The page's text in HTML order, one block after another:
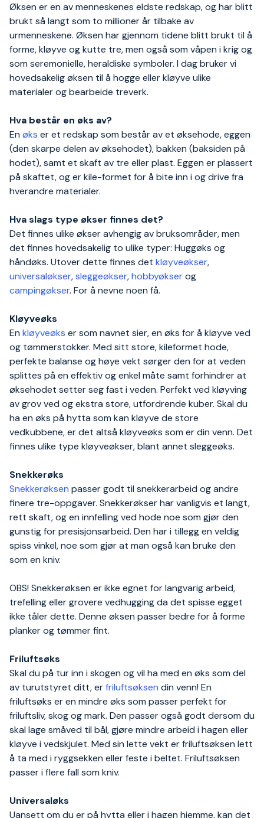
Øksen er en av menneskenes eldste redskap, og har blitt
brukt så langt som to millioner år tilbake av
urmenneskene. Øksen har gjennom tidene blitt brukt til å
forme, kløyve og kutte tre, men også som våpen i krig og
som seremonielle, heraldiske symboler. I dag bruker vi
hovedsakelig øksen til å hogge eller kløyve ulike
materialer og bearbeide treverk.
Hva består en øks av?
En øks er et redskap som består av et øksehode, eggen
(den skarpe delen av øksehodet), bakken (baksiden på
hodet), samt et skaft av tre eller plast. Eggen er plassert
på skaftet, og er kile-formet for å bite inn i og drive fra
hverandre materialer.
Hva slags type økser finnes det?
Det finnes ulike økser avhengig av bruksområder, men
det finnes hovedsakelig to ulike typer: Huggøks og
håndøks. Utover dette finnes det kløyveøkser,
universaløkser,sleggeøkser,hobbyøkserog
campingøkser. For å nevne noen få.
Kløyveøks
En kløyveøks er som navnet sier, en øks for å kløyve ved
og tømmerstokker. Med sitt store, kileformet hode,
perfekte balanse og høye vekt sørger den for at veden
splittes på en effektiv og enkel måte samt forhindrer at
øksehodet setter seg fast i veden. Perfekt ved kløyving
av grov ved og ekstra store, utfordrende kuber. Skal du
ha en øks på hytta som kan kløyve de store
vedkubbene, er det altså kløyveøks som er din venn. Det
finnes ulike type kløyveøkser, blant annet sleggeøks.
Snekkerøks
Snekkerøksen passer godt til snekkerarbeid og andre
finere tre-oppgaver. Snekkerøkser har vanligvis et langt,
rett skaft, og en innfelling ved hode noe som gjør den
gunstig for presisjonsarbeid. Den har i tillegg en veldig
spiss vinkel, noe som gjør at man også kan bruke den
som en kniv.
OBS! Snekkerøksen er ikke egnet for langvarig arbeid,
trefelling eller grovere vedhugging da det spisse egget
ikke tåler dette. Denne øksen passer bedre for å forme
planker og tømmer fint.
Friluftsøks
Skal du på tur inn i skogen og vil ha med en øks som del
av turutstyret ditt, erfriluftsøksen din venn! En
friluftsøks er en mindre øks som passer perfekt for
friluftsliv, skog og mark. Den passer også godt dersom du
skal lage småved til bål, gjøre mindre arbeid i hagen eller
kløyve i vedskjulet. Med sin lette vekt er friluftsøksen lett
å ta med i ryggsekken eller feste i beltet. Friluftsøksen
passer i flere fall som kniv.
Universaløks
Uansett om du er på hytta eller i hagen hjemme, kan det